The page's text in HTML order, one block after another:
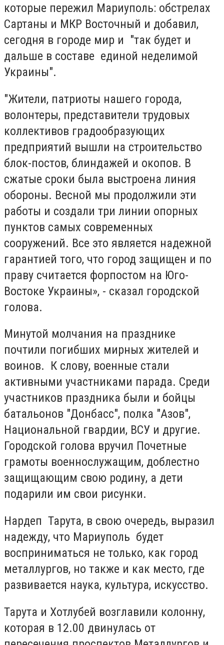
которые пережил Мариуполь: обстрелах
Сартаны и МКР Восточный и добавил,
сегодня в городе мир и "так будет и
дальше в составе единой неделимой
Украины".
"Жители, патриоты нашего города,
волонтеры, представители трудовых
коллективов градообразующих
предприятий вышли на строительство
блок-постов, блиндажей и окопов. В
сжатые сроки была выстроена линия
обороны. Весной мы продолжили эти
работы и создали три линии опорных
пунктов самых современных
сооружений. Все это является надежной
гарантией того, что город защищен и по
праву считается форпостом на Юго-
Востоке Украины», - сказал городской
голова.
Минутой молчания на празднике
почтили погибших мирных жителей и
воинов. К слову, военные стали
активными участниками парада. Среди
участников праздника были и бойцы
батальонов "Донбасс", полка "Азов",
Национальной гвардии, ВСУ и другие.
Городской голова вручил Почетные
грамоты военнослужащим, доблестно
защищающим свою родину, а дети
подарили им свои рисунки.
Нардеп Тарута, в свою очередь, выразил
надежду, что Мариуполь будет
восприниматься не только, как город
металлургов, но также и как место, где
развивается наука, культура, искусство.
Тарута и Хотлубей возглавили колонну,
которая в 12.00 двинулась от